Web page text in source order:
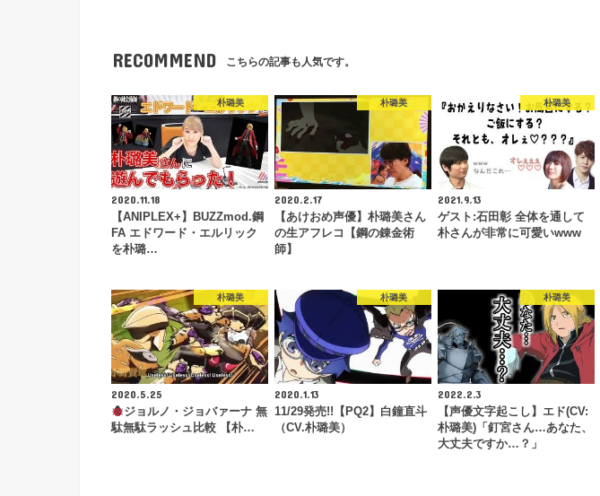
RECOMMEND こちらの記事も人気です。
朴璐美
2020.11.18
【ANIPLEX+】BUZZmod.鋼
FA エドワード・エルリック
を朴璐…
朴璐美
2020.2.17
【あけおめ声優】朴璐美さん
の生アフレコ【鋼の錬金術
師】
朴璐美
2021.9.13
ゲスト:石田彰 全体を通して
朴さんが非常に可愛いwww
朴璐美
2020.5.25
ジョルノ・ジョバァーナ 無
駄無駄ラッシュ比較 【朴…
朴璐美
2020.1.13
11/29発売!!【PQ2】白鐘直斗
（CV.朴璐美）
朴璐美
2022.2.3
【声優文字起こし】エド(CV:
朴璐美)「釘宮さん…あなた、
大丈夫ですか…？」